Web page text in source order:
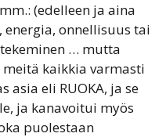
(edelleen ja aina
onnellisuus tai
… mutta
kaikkia varmasti
asia eli RUOKA, ja se
ja kanavoitui myös
puolestaan